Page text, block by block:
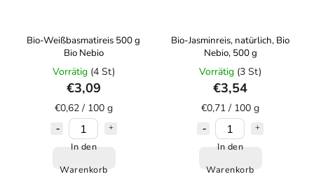
Bio-Weißbasmatireis 500 g
Bio Nebio
Vorrätig (4 St)
€3,09
€0,62 / 100 g
In den
Warenkorb
Bio-Jasminreis, natürlich, Bio
Nebio, 500 g
Vorrätig (3 St)
€3,54
€0,71 / 100 g
In den
Warenkorb